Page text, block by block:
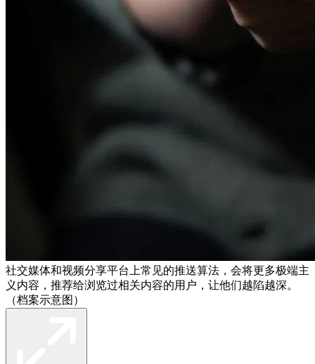
社交媒体和视频分享平台上常见的推送算法，会将更多极端主
义内容，推荐给浏览过相关内容的用户，让他们越陷越深。
（档案示意图）